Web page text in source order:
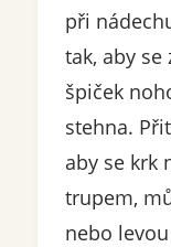
při
tak, aby
špiček
stehna.
aby se krk
trupem,
nebo